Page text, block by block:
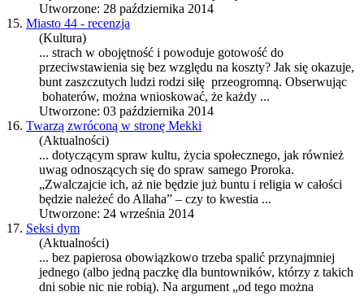
Utworzone: 28 października 2014
15. Miasto 44 - recenzja
(Kultura)
... strach w obojętność i powoduje gotowość do
przeciwstawienia się bez względu na koszty? Jak się okazuje,
bunt zaszczutych ludzi rodzi siłę przeogromną. Obserwując
bohaterów, można wnioskować, że każdy ...
Utworzone: 03 października 2014
16. Twarzą zwróconą w stronę Mekki
(Aktualności)
... dotyczącym spraw kultu, życia społecznego, jak również
uwag odnoszących się do spraw samego Proroka.
„Zwalczajcie ich, aż nie będzie już buntu i religia w całości
będzie należeć do Allaha” – czy to kwestia ...
Utworzone: 24 września 2014
17. Seksi dym
(Aktualności)
... bez papierosa obowiązkowo trzeba spalić przynajmniej
jednego (albo jedną paczkę dla buntowników, którzy z takich
dni sobie nic nie robią). Na argument „od tego można